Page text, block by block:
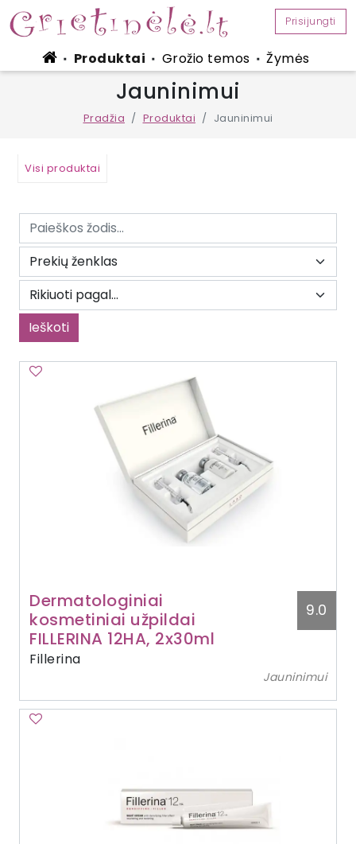
Prisijungti
■ Produktai ■ Grožio temos ■ Žymės
Jauninimui
Pradžia Produktai Jauninimui
Visi produktai
Ieškoti
Dermatologiniai
kosmetiniai užpildai
FILLERINA 12HA, 2x30ml
Fillerina
9.0
Jauninimui